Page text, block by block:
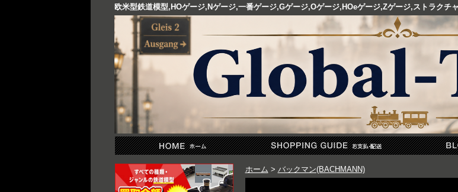
欧米型鉄道模型,HOゲージ,Nゲージ,一番ゲージ,Gゲージ,Oゲージ,HOeゲージ,Zゲージ,ストラクチ
ホーム > バックマン(BACHMANN)